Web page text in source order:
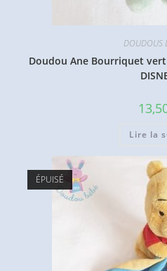
DOUDOUS
Doudou Ane Bourriquet
Lire la
ÉPUISÉ